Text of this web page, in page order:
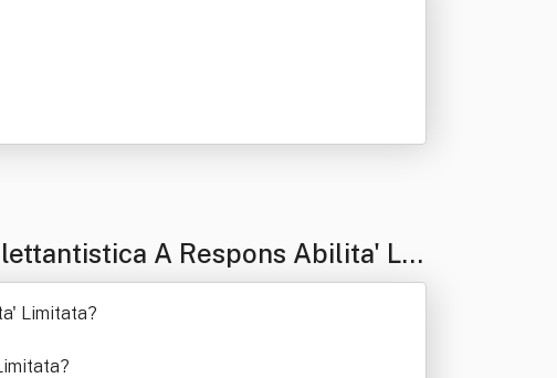
A Respons Abilita' Li
Limitata?
?